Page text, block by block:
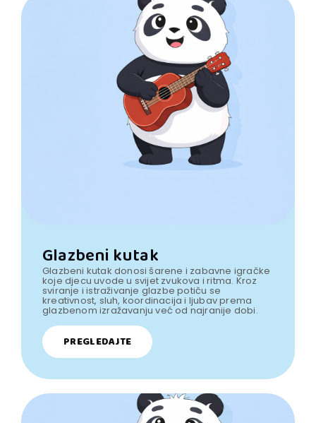
Glazbeni kutak
Glazbeni kutak donosi šarene i zabavne igračke
koje djecu uvode u svijet zvukova i ritma. Kroz
sviranje i istraživanje glazbe potiču se
kreativnost, sluh, koordinacija i ljubav prema
glazbenom izražavanju već od najranije dobi.
PREGLEDAJTE